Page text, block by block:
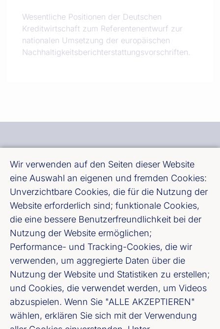
Wesentliche Positionen der Deutschen
Kreditwirtschaft zum Referentenentwurf zur
nationalen Umsetzung der europäischen
Nachhaltigkeitsberichterstattungsvorschriften.
Wir verwenden auf den Seiten dieser Website
eine Auswahl an eigenen und fremden Cookies:
Unverzichtbare Cookies, die für die Nutzung der
Website erforderlich sind; funktionale Cookies,
die eine bessere Benutzerfreundlichkeit bei der
Nutzung der Website ermöglichen;
Performance- und Tracking-Cookies, die wir
verwenden, um aggregierte Daten über die
Nutzung der Website und Statistiken zu erstellen;
und Cookies, die verwendet werden, um Videos
abzuspielen. Wenn Sie "ALLE AKZEPTIEREN"
wählen, erklären Sie sich mit der Verwendung
Bundesverband deutscher Banken e. V.
Burgstraße 28, 10178 Berlin
Fußzeile (Bankenverband)
Impressum
LinkedIn
Youtube
Cookie-Einstellungen